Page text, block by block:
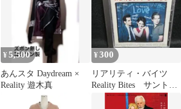
¥5,500
あんスタ Daydream ×
Reality 遊木真
¥300
リアリティ・バイツ
Reality Bites サントラ